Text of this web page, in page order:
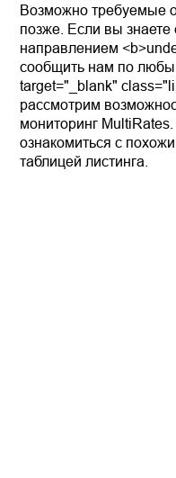
Возможно требуемые
позже. Если вы
направлением
сообщить нам по
target="_blank"
рассмотрим
мониторинг
ознакомиться с
таблицей листинга.